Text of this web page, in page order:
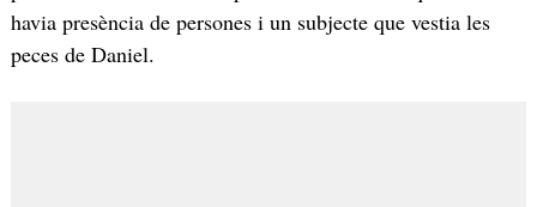
havia presència de persones i un subjecte que vestia les
peces de Daniel.